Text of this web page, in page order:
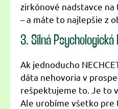
zirkónové nadstavce
– a máte to najlepšie z
3. Silná Psychologická
Ak jednoducho
dáta nehovoria v
rešpektujeme to. Je to
Ale urobíme všetko pre